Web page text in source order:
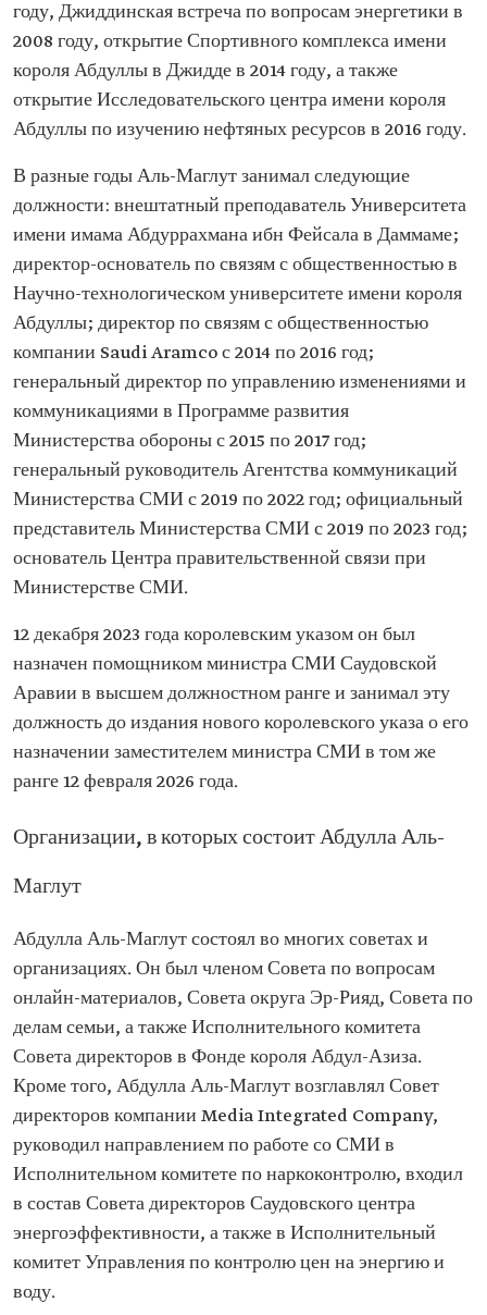
году, Джиддинская встреча по вопросам энергетики в
2008 году, открытие Спортивного комплекса имени
короля Абдуллы в Джидде в 2014 году, а также
открытие Исследовательского центра имени короля
Абдуллы по изучению нефтяных ресурсов в 2016 году.
В разные годы Аль-Маглут занимал следующие
должности: внештатный преподаватель Университета
имени имама Абдуррахмана ибн Фейсала в Даммаме;
директор-основатель по связям с общественностью в
Научно-технологическом университете имени короля
Абдуллы; директор по связям с общественностью
компании Saudi Aramco с 2014 по 2016 год;
генеральный директор по управлению изменениями и
коммуникациями в Программе развития
Министерства обороны с 2015 по 2017 год;
генеральный руководитель Агентства коммуникаций
Министерства СМИ с 2019 по 2022 год; официальный
представитель Министерства СМИ с 2019 по 2023 год;
основатель Центра правительственной связи при
Министерстве СМИ.
12 декабря 2023 года королевским указом он был
назначен помощником министра СМИ Саудовской
Аравии в высшем должностном ранге и занимал эту
должность до издания нового королевского указа о его
назначении заместителем министра СМИ в том же
ранге 12 февраля 2026 года.
Организации, в которых состоит Абдулла Аль-
Маглут
Абдулла Аль-Маглут состоял во многих советах и
организациях. Он был членом Совета по вопросам
онлайн-материалов, Совета округа Эр-Рияд, Совета по
делам семьи, а также Исполнительного комитета
Совета директоров в Фонде короля Абдул-Азиза.
Кроме того, Абдулла Аль-Маглут возглавлял Совет
директоров компании Media Integrated Company,
руководил направлением по работе со СМИ в
Исполнительном комитете по наркоконтролю, входил
в состав Совета директоров Саудовского центра
энергоэффективности, а также в Исполнительный
комитет Управления по контролю цен на энергию и
воду.